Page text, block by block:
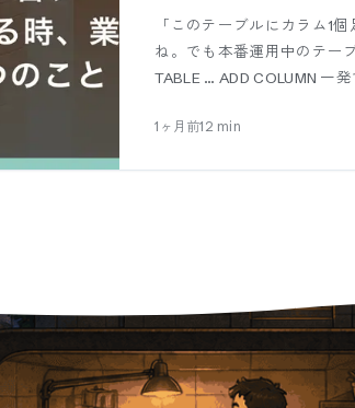
「このテーブルにカラム1
ね。でも本番運用中のテー
TABLE … ADD COLUMN 一
1ヶ月前12 min